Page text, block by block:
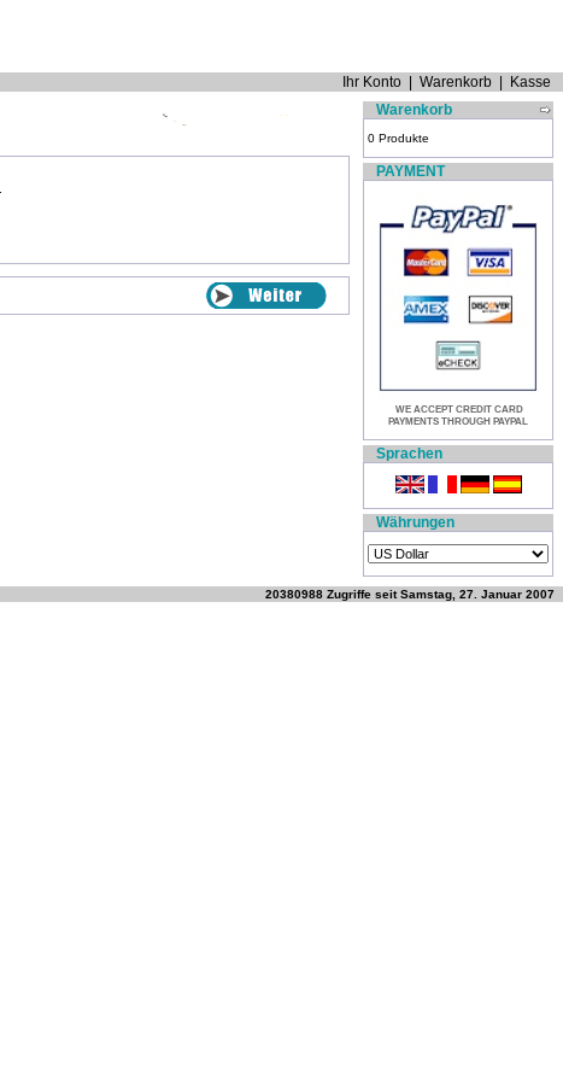
Ihr Konto Warenkorb
Kasse
Warenkorb
0 Produkte
PAYMENT
WE ACCEPT CREDIT CARD
PAYMENTS THROUGH PAYPAL
Sprachen
Währungen
20380988 Zugriffe seit Samstag, 27. Januar 2007